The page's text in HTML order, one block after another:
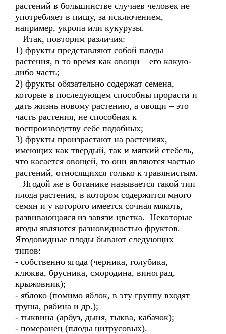
растений в большинстве случаев человек не
употребляет в пищу, за исключением,
например, укропа или кукурузы.
Итак, повторим различия:
1) фрукты представляют собой плоды
растения, в то время как овощи – его какую-
либо часть;
2) фрукты обязательно содержат семена,
которые в последующем способны прорасти и
дать жизнь новому растению, а овощи – это
часть растения, не способная к
воспроизводству себе подобных;
3) фрукты произрастают на растениях,
имеющих как твердый, так и мягкий стебель,
что касается овощей, то они являются частью
растений, относящихся только к травянистым.
Ягодой же в ботанике называется такой тип
плода растения, в котором содержится много
семян и у которого имеется сочная мякоть,
развивающаяся из завязи цветка. Некоторые
ягоды являются разновидностью фруктов.
Ягодовидные плоды бывают следующих
типов:
- собственно ягода (черника, голубика,
клюква, брусника, смородина, виноград,
крыжовник);
- яблоко (помимо яблок, в эту группу входят
груша, рябина и др.);
- тыквина (арбуз, дыня, тыква, кабачок);
- померанец (плоды цитрусовых).